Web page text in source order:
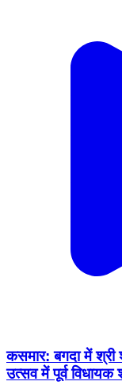
कसमार: बगदा में श्री
उत्सव में पूर्व विधायक